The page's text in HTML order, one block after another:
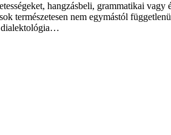
hangzásbeli, grammatikai
természetesen nem egymástól
dialektológia…